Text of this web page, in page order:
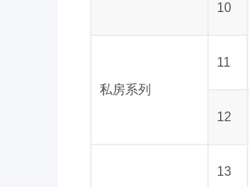
10
私房系列
11
12
13